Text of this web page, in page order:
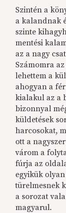
Szintén a
a kalandnak
szinte
mentési
az a nagy
Számomra
lehettem a
ahogyan a
kialakul az a
bizonnyal
küldetések
harcosokat,
ott a
várom a
fúrja az
egyikük
türelmesnek
a sorozat
magyarul.